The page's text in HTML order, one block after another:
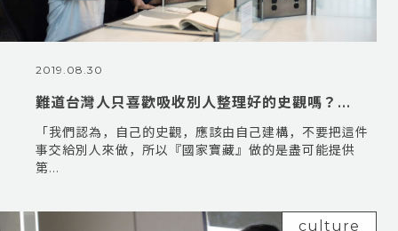
2019.08.30
難道台灣人只喜歡吸收別人整理好的史觀嗎？...
「我們認為，自己的史觀，應該由自己建構，不要把這件
事交給別人來做，所以『國家寶藏』做的是盡可能提供
第...
culture